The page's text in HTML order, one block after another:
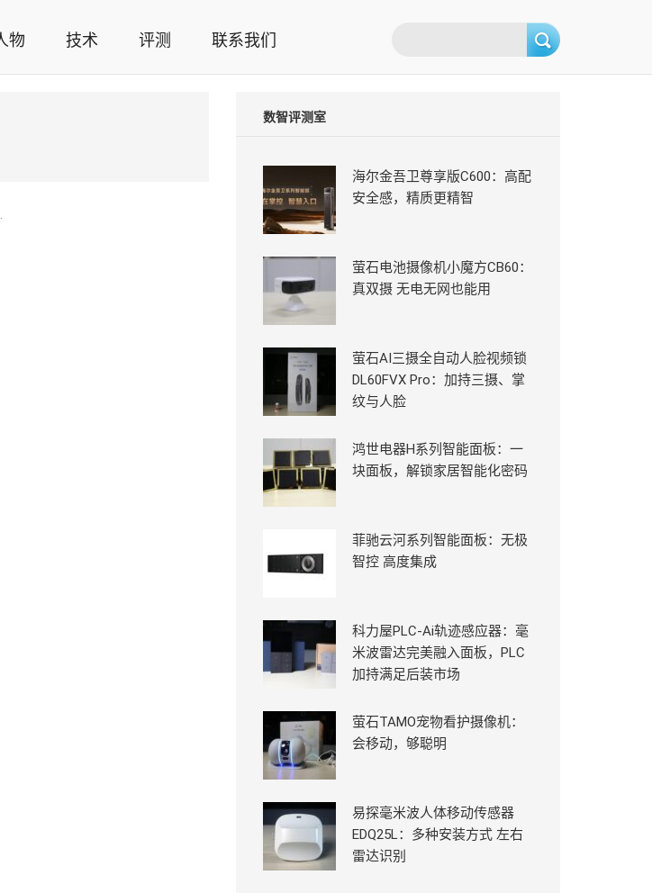
用，智能家居行业观点，智能家居项目案例
物 技术 评测 联系我们
数智评测室
海尔金吾卫尊享版C600：高配
安全感，精质更精智
萤石电池摄像机小魔方CB60：
真双摄 无电无网也能用
萤石AI三摄全自动人脸视频锁
DL60FVX Pro：加持三摄、掌
纹与人脸
鸿世电器H系列智能面板：一
块面板，解锁家居智能化密码
菲驰云河系列智能面板：无极
智控 高度集成
科力屋PLC-Ai轨迹感应器：毫
米波雷达完美融入面板，PLC
加持满足后装市场
萤石TAMO宠物看护摄像机：
会移动，够聪明
易探毫米波人体移动传感器
EDQ25L：多种安装方式 左右
雷达识别